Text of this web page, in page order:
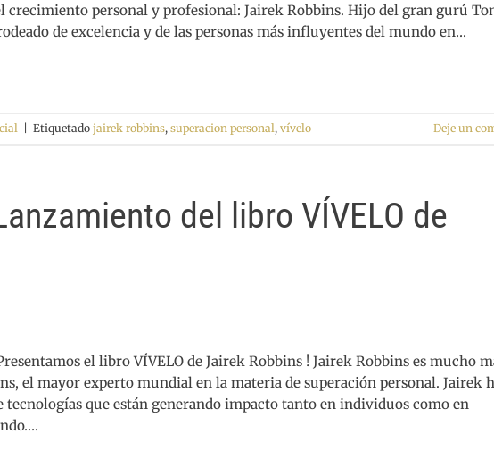
crecimiento personal y profesional: Jairek Robbins. Hijo del gran gurú
de excelencia y de las personas más influyentes del mundo en…
Etiquetado jairek robbins, superacion personal, vívelo Deje un
del libro VÍVELO de
el libro VÍVELO de Jairek Robbins ! Jairek Robbins es mucho
el mayor experto mundial en la materia de superación personal. Jairek
que están generando impacto tanto en individuos como en